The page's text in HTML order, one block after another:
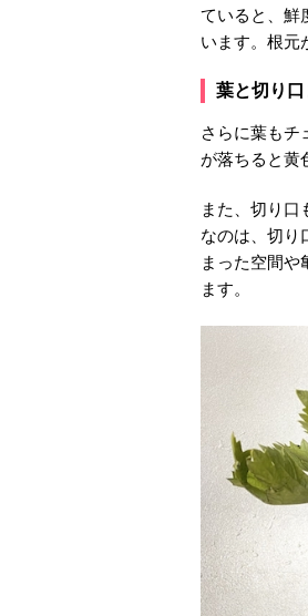
ていると、鮮
います。根元
葉と切り
さらに葉もチ
が落ちると黄
また、切り
なのは、切り
まった空間や
ます。